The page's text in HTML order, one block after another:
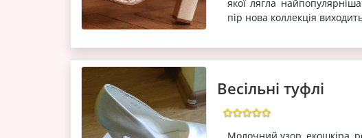
якої лягла
пір нова коллекція
Весільні туфлі